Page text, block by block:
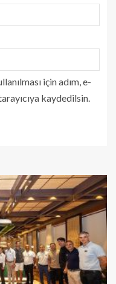
için adım, e-
kaydedilsin.